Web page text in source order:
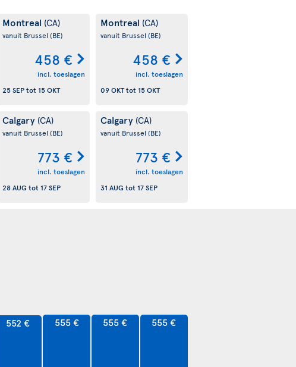
Montreal (CA)
vanuit Brussel (BE)
458 €
incl. toeslagen
25 SEPtot 15 OKT
Montreal (CA)
vanuit Brussel (BE)
458 €
incl. toeslagen
09 OKTtot 15 OKT
Calgary (CA)
vanuit Brussel (BE)
773 €
incl. toeslagen
28 AUG tot 17 SEP
Calgary (CA)
vanuit Brussel (BE)
773 €
incl. toeslagen
31 AUG tot 17 SEP
552 € 555 € 555 € 555 €